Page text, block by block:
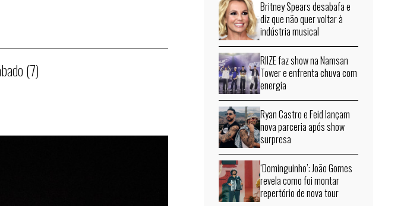
(7)
Britney Spears desabafa e
diz que não quer voltar à
indústria musical
RIIZE faz show na Namsan
Tower e enfrenta chuva com
energia
Ryan Castro e Feid lançam
nova parceria após show
surpresa
‘Dominguinho’: João Gomes
revela como foi montar
repertório de nova tour